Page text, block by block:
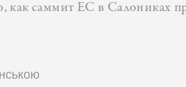
как саммит ЕС в Салониках